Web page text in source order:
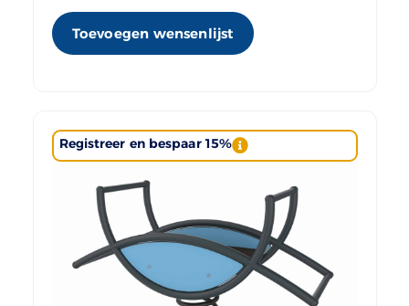
Toevoegen wensenlijst
Registreer en bespaar 15%